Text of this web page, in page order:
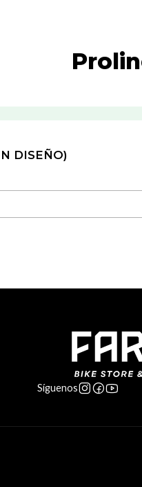
DISEÑO)
Síguenos